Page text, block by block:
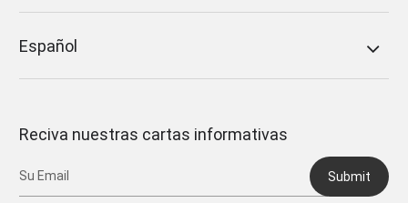
Español
Reciva nuestras cartas informativas
Submit